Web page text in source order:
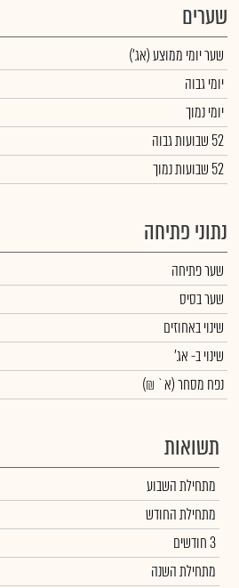
שערים
שער יומי ממוצע(אג')
יומי גבוה
יומי נמוך
52 שבועות גבוה
52 שבועות נמוך
נתוני פתיחה
שער פתיחה
שער בסיס
שינוי באחוזים
שינויב- אג'
נפח מסחר(א` ₪)
תשואות
מתחילת השבוע
מתחילת החודש
3 חודשים
מתחילת השנה